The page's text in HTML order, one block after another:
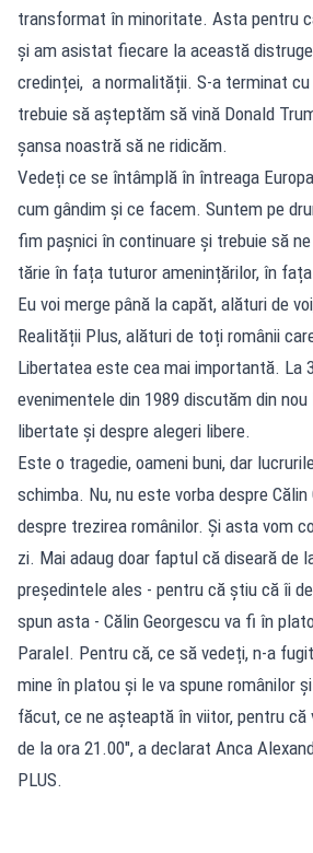
transformat în minoritate. Asta pentru
și am asistat fiecare la această
credinței, a normalității. S-a terminat
trebuie să așteptăm să vină Donald
șansa noastră să ne ridicăm.
Vedeți ce se întâmplă în întreaga
cum gândim și ce facem. Suntem pe
fim pașnici în continuare și trebuie să
tărie în fața tuturor amenințărilor, în
Eu voi merge până la capăt, alături de
Realității Plus, alături de toți românii
Libertatea este cea mai importantă. La
evenimentele din 1989 discutăm din
libertate și despre alegeri libere.
Este o tragedie, oameni buni, dar
schimba. Nu, nu este vorba despre
despre trezirea românilor. Și asta vom
zi. Mai adaug doar faptul că diseară de
președintele ales - pentru că știu că îi
spun asta - Călin Georgescu va fi în
Paralel. Pentru că, ce să vedeți, n-a
mine în platou și le va spune românilor
făcut, ce ne așteaptă în viitor, pentru că
de la ora 21.00", a declarat Anca
PLUS.